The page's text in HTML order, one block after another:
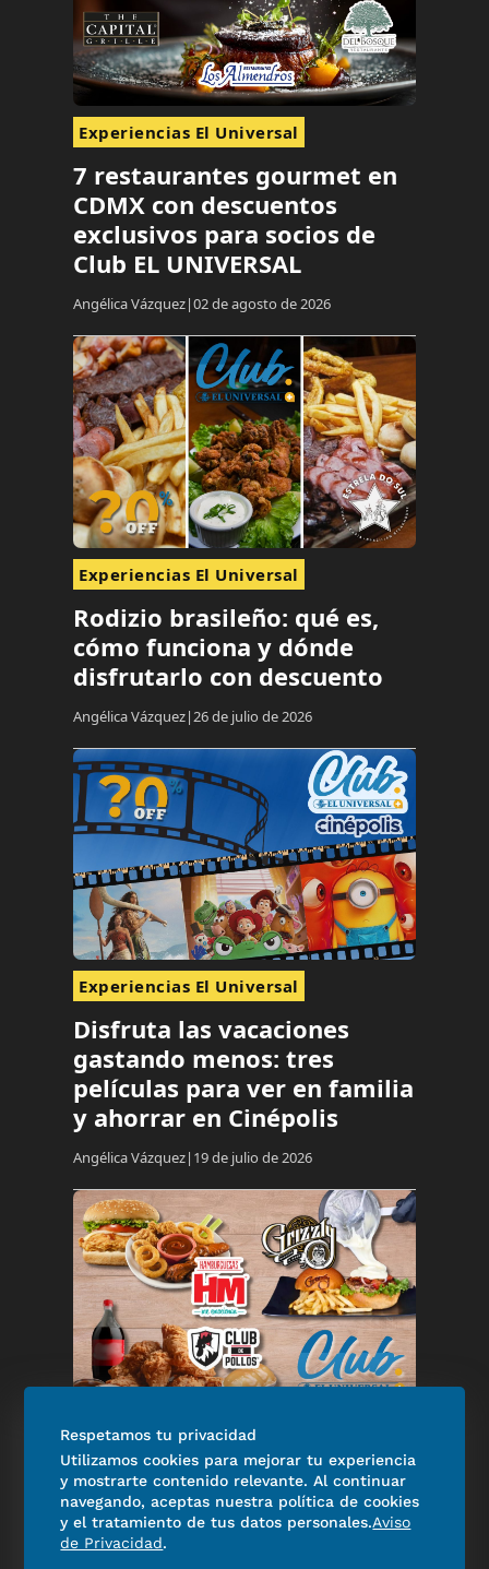
Experiencias El Universal
7 restaurantes gourmet en
CDMX con descuentos
exclusivos para socios de
Club EL UNIVERSAL
Angélica Vázquez 02 de agosto de 2026
Experiencias El Universal
Rodizio brasileño: qué es,
cómo funciona y dónde
disfrutarlo con descuento
Angélica Vázquez 26 de julio de 2026
Experiencias El Universal
Disfruta las vacaciones
gastando menos: tres
películas para ver en familia
y ahorrar en Cinépolis
Angélica Vázquez 19 de julio de 2026
Experiencias El Universal
Mundial 2026: disfruta los
partidos con hamburguesas,
pollo frito y descuentos
exclusivos de Club EL
Respetamos tu privacidad
Utilizamos cookies para mejorar tu experiencia
y mostrarte contenido relevante. Al continuar
navegando, aceptas nuestra política de cookies
y el tratamiento de tus datos personales.Aviso
de Privacidad.